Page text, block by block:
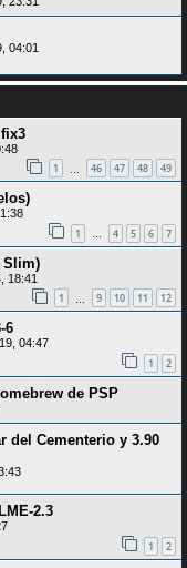
04:01
1 46 47 48 49
1 … 4 5 6 7
Slim)
18:41
1 9 10 11 12
6
04:47
1 2
de PSP
del Cementerio y 3.90
2.3
1 2